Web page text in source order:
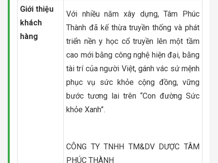
Giới thiệu
khách
hàng
Với nhiều năm xây dựng, Tâm Phúc
Thành đã kế thừa truyền thống và phát
triển nền y học cổ truyền lên một tầm
cao mới bằng công nghệ hiện đại, bằng
tài trí của người Việt, gánh vác sứ mệnh
phục vụ sức khỏe cộng đồng, vững
bước tương lai trên “Con đường Sức
khỏe Xanh”.
CÔNG TY TNHH TM&DV DƯỢC TÂM
PHÚC THÀNH